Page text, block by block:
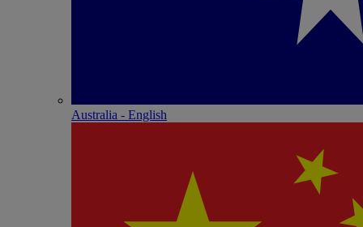
Australia - English